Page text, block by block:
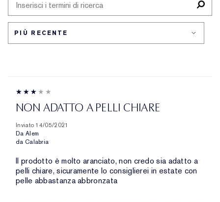
DI
PELLE
PER
DELLA
NON ADATTO A PELLI CHIARE
Inviato 14/05/2021
Da Alem
da Calabria
Il prodotto è molto aranciato, non credo sia adatto a
pelli chiare, sicuramente lo consiglierei in estate con
pelle abbastanza abbronzata